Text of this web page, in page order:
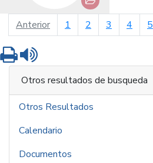
Anteriorpágina anterior
1 2 3 4 5
Imprimir
Otros resultados de busqueda
Otros Resultados
Calendario
Documentos